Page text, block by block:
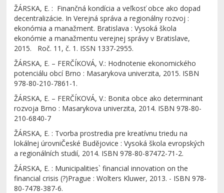
ŽÁRSKA, E. : Finančná kondícia a veľkosť obce ako dopad
decentralizácie. In Verejná správa a regionálny rozvoj :
ekonómia a manažment. Bratislava : Vysoká škola
ekonómie a manažmentu verejnej správy v Bratislave,
2015. Roč. 11, č. 1. ISSN 1337-2955.
ŽÁRSKA, E. – FERČÍKOVÁ, V.: Hodnotenie ekonomického
potenciálu obcí Brno : Masarykova univerzita, 2015. ISBN
978-80-210-7861-1.
ŽÁRSKA, E. – FERČÍKOVÁ, V.: Bonita obce ako determinant
rozvoja Brno : Masarykova univerzita, 2014. ISBN 978-80-
210-6840-7
ŽÁRSKA, E. : Tvorba prostredia pre kreatívnu triedu na
lokálnej úrovniČeské Budějovice : Vysoká škola evropských
a regionálních studií, 2014. ISBN 978-80-87472-71-2.
ŽÁRSKA, E. : Municipalities` financial innovation on the
financial crisis (?)Prague : Wolters Kluwer, 2013. - ISBN 978-
80-7478-387-6.